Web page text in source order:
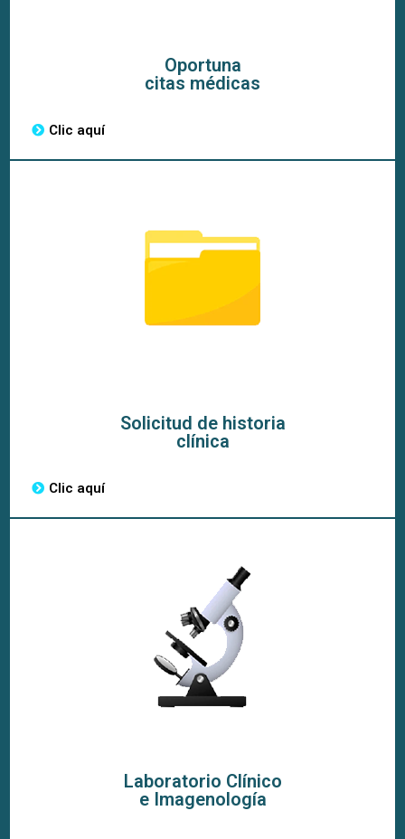
Oportuna
citas médicas
Clic aquí
Solicitud de historia
clínica
Clic aquí
Laboratorio Clínico
e Imagenología